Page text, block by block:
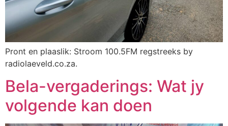
Pront en plaaslik: Stroom 100.5FM regstreeks by
radiolaeveld.co.za.
Bela-vergaderings: Wat jy
volgende kan doen